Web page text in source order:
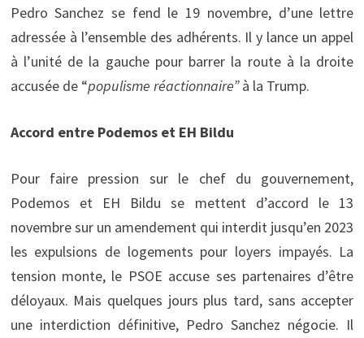
Pedro Sanchez se fend le 19 novembre, d’une lettre
adressée à l’ensemble des adhérents. Il y lance un appel
à l’unité de la gauche pour barrer la route à la droite
accusée de “populisme réactionnaire”à la Trump.
Accord entre Podemos et EH Bildu
Pour faire pression sur le chef du gouvernement,
Podemos et EH Bildu se mettent d’accord le 13
novembre sur un amendement qui interdit jusqu’en 2023
les expulsions de logements pour loyers impayés. La
tension monte, le PSOE accuse ses partenaires d’être
déloyaux. Mais quelques jours plus tard, sans accepter
une interdiction définitive, Pedro Sanchez négocie. Il